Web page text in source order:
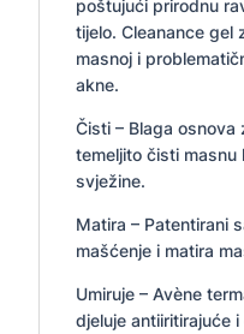
poštujući prirodnu
tijelo. Cleanance gel
masnoj i
akne.
Čisti – Blaga
temeljito čisti masnu
svježine.
Matira – Patentirani
mašćenje i matira
Umiruje – Avène
djeluje antiiritirajuće